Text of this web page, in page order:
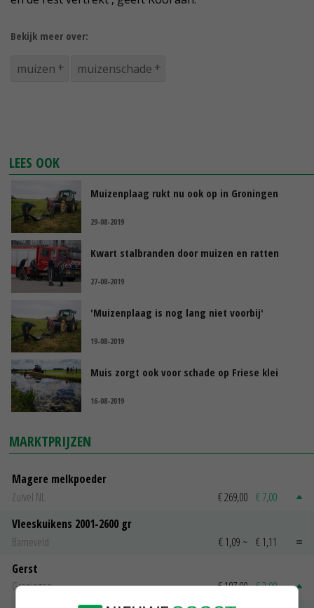
Bekijk meer over:
muizen muizenschade
LEES OOK
Muizenplaag rukt nu ook op in Groningen
29-08-2019
Kwart stalbranden door muizen en ratten
27-08-2019
'Muizenplaag is nog lang niet voorbij'
19-08-2019
Muis zorgt ook voor schade op Friese klei
16-08-2019
MARKTPRIJZEN
Magere melkpoeder
Zuivel NL
€ 269,00 € 7,00
Vleeskuikens 2001-2600 gr
Barneveld
€ 1,09 ~ € 1,11
Gerst
Groningen
€ 197,00 € 2,00